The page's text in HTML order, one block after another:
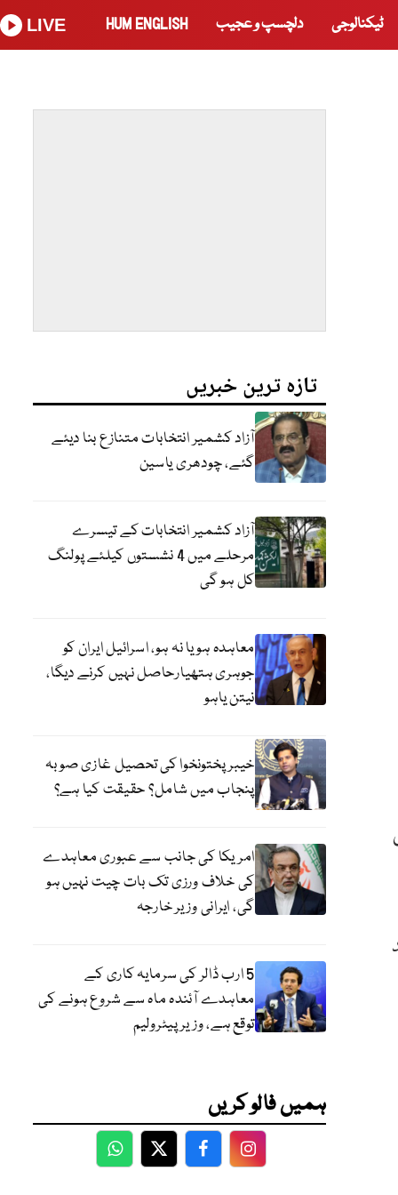
ٹیکنالوجی دلچسپ و عجیب HUM ENGLISH
LIVE
تازہ ترین خبریں
آزاد کشمیر انتخابات متنازع بنا دیئے
گئے، چودھری یاسین
آزاد کشمیر انتخابات کے تیسرے
مرحلے میں 4 نشستوں کیلئے پولنگ
کل ہو گی
معاہدہ ہو یا نہ ہو، اسرائیل ایران کو
جوہری ہتھیارحاصل نہیں کرنے دیگا،
نیتن یاہو
خیبر پختونخوا کی تحصیل غازی صوبہ
پنجاب میں شامل؟ حقیقت کیا ہے؟
امریکا کی جانب سے عبوری معاہدے
کی خلاف ورزی تک بات چیت نہیں ہو
گی، ایرانی وزیر خارجہ
5 ارب ڈالر کی سرمایہ کاری کے
معاہدے آئندہ ماہ سے شروع ہونے کی
توقع ہے، وزیر پیٹرولیم
ہمیں فالو کریں
WhatsApp
TwitterFacebookFacebook